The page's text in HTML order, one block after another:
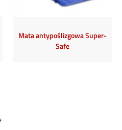
Mata antypoślizgowa Super-
Safe